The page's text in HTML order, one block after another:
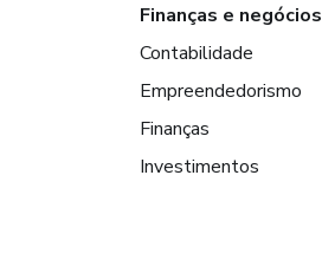
Finanças e negócios
Contabilidade
Empreendedorismo
Finanças
Investimentos